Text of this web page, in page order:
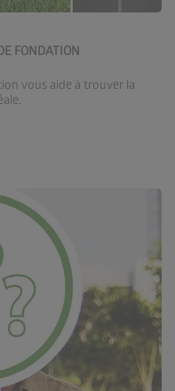
FONDATION
vous aide à trouver la
de fondation